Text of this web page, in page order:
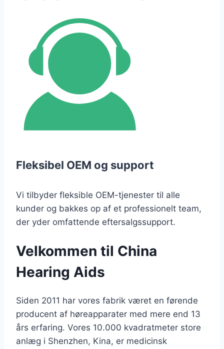
Fleksibel OEM og support
Vi tilbyder fleksible OEM-tjenester til alle
kunder og bakkes op af et professionelt team,
der yder omfattende eftersalgssupport.
Velkommen til China
Hearing Aids
Siden 2011 har vores fabrik været en førende
producent af høreapparater med mere end 13
års erfaring. Vores 10.000 kvadratmeter store
anlæg i Shenzhen, Kina, er medicinsk